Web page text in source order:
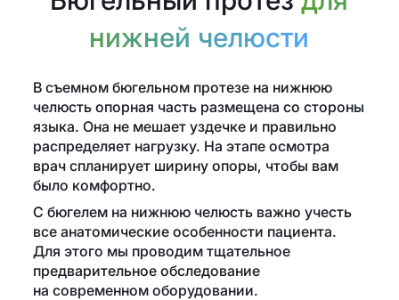
нижней челюсти
В съемном бюгельном протезе на нижнюю
челюсть опорная часть размещена со стороны
языка. Она не мешает уздечке и правильно
распределяет нагрузку. На этапе осмотра
врач спланирует ширину опоры, чтобы вам
было комфортно.
С бюгелем на нижнюю челюсть важно учесть
все анатомические особенности пациента.
Для этого мы проводим тщательное
предварительное обследование
на современном оборудовании.